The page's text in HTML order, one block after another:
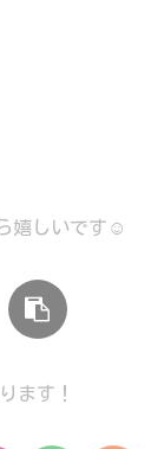
嬉しいです☺️
ます！